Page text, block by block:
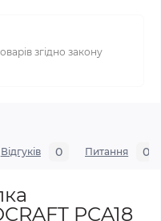
згідно закону
Відгуків 0 Питання 0
PCA18